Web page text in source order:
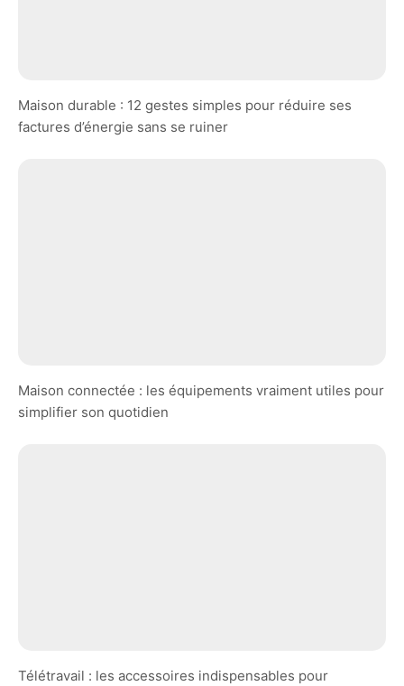
Maison durable : 12 gestes simples pour réduire ses
factures d’énergie sans se ruiner
Maison connectée : les équipements vraiment utiles pour
simplifier son quotidien
Télétravail : les accessoires indispensables pour